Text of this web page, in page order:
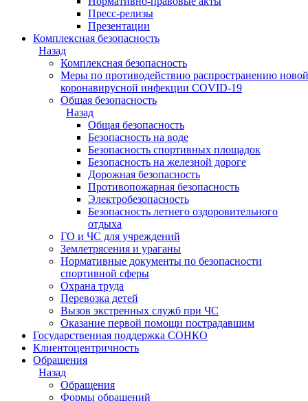
Пресс-релизы
Презентации
Комплексная безопасность
Назад
Комплексная безопасность
Меры по противодействию распространению новой
коронавирусной инфекции COVID-19
Общая безопасность
Назад
Общая безопасность
Безопасность на воде
Безопасность спортивных площадок
Безопасность на железной дороге
Дорожная безопасность
Противопожарная безопасность
Электробезопасность
Безопасность летнего оздоровительного
отдыха
ГО и ЧС для учреждений
Землетрясения и ураганы
Нормативные документы по безопасности
спортивной сферы
Охрана труда
Перевозка детей
Вызов экстренных служб при ЧС
Оказание первой помощи пострадавшим
Государственная поддержка СОНКО
Клиентоцентричность
Обращения
Назад
Обращения
Формы обращений